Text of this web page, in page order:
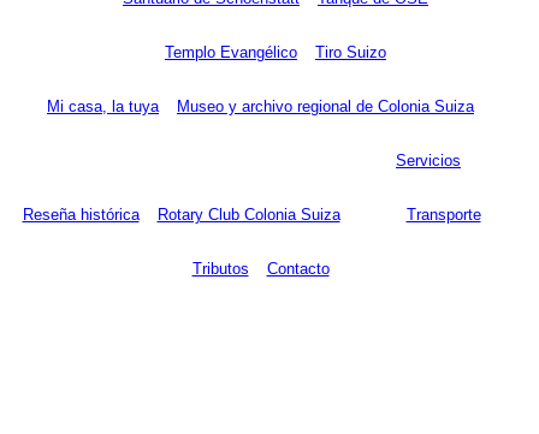
Templo Evangélico Tiro Suizo
Mi casa, la tuya Museo y archivo regional de Colonia Suiza
Reseña histórica Rotary Club Colonia Suiza
Servicios
Transporte
Tributos Contacto